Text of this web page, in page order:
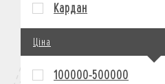
Кардан
Ціна
100000-500000